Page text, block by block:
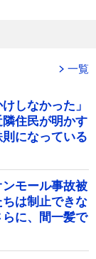
一覧
しなかった」
住民が明かす
則になっている
モール事故被
は制止できな
に、間一髪で